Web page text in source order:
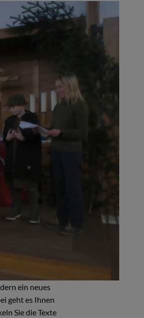
ein neues
geht es Ihnen
Sie die Texte